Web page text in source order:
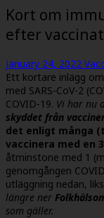
Kort om
efter
January 24, 2022
Ett kortare inlägg
med SARS-CoV-2
COVID-19. Vi har nu
skyddet från
det enligt många
vaccinera med en
åtminstone med 1
genomgången
utläggning nedan,
längre ner
som gäller.